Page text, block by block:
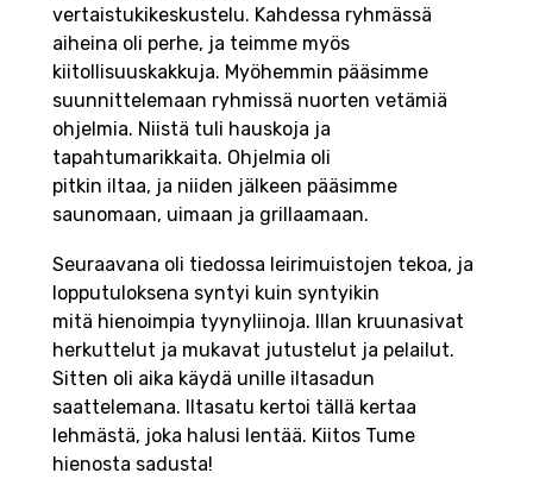
vertaistukikeskustelu. Kahdessa ryhmässä
aiheina oli perhe, ja teimme myös
kiitollisuuskakkuja. Myöhemmin pääsimme
suunnittelemaan ryhmissä nuorten vetämiä
ohjelmia. Niistä tuli hauskoja ja
tapahtumarikkaita. Ohjelmia oli
pitkin iltaa, ja niiden jälkeen pääsimme
saunomaan, uimaan ja grillaamaan.
Seuraavana oli tiedossa leirimuistojen tekoa, ja
lopputuloksena syntyi kuin syntyikin
mitä hienoimpia tyynyliinoja. Illan kruunasivat
herkuttelut ja mukavat jutustelut ja pelailut.
Sitten oli aika käydä unille iltasadun
saattelemana. Iltasatu kertoi tällä kertaa
lehmästä, joka halusi lentää. Kiitos Tume
hienosta sadusta!